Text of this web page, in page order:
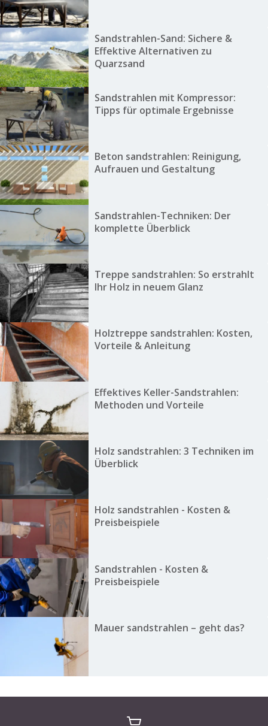
Sandstrahlen-Sand: Sichere &
Effektive Alternativen zu
Quarzsand
Sandstrahlen mit Kompressor:
Tipps für optimale Ergebnisse
Beton sandstrahlen: Reinigung,
Aufrauen und Gestaltung
Sandstrahlen-Techniken: Der
komplette Überblick
Treppe sandstrahlen: So erstrahlt
Ihr Holz in neuem Glanz
Holztreppe sandstrahlen: Kosten,
Vorteile & Anleitung
Effektives Keller-Sandstrahlen:
Methoden und Vorteile
Holz sandstrahlen: 3 Techniken im
Überblick
Holz sandstrahlen - Kosten &
Preisbeispiele
Sandstrahlen - Kosten &
Preisbeispiele
Mauer sandstrahlen – geht das?